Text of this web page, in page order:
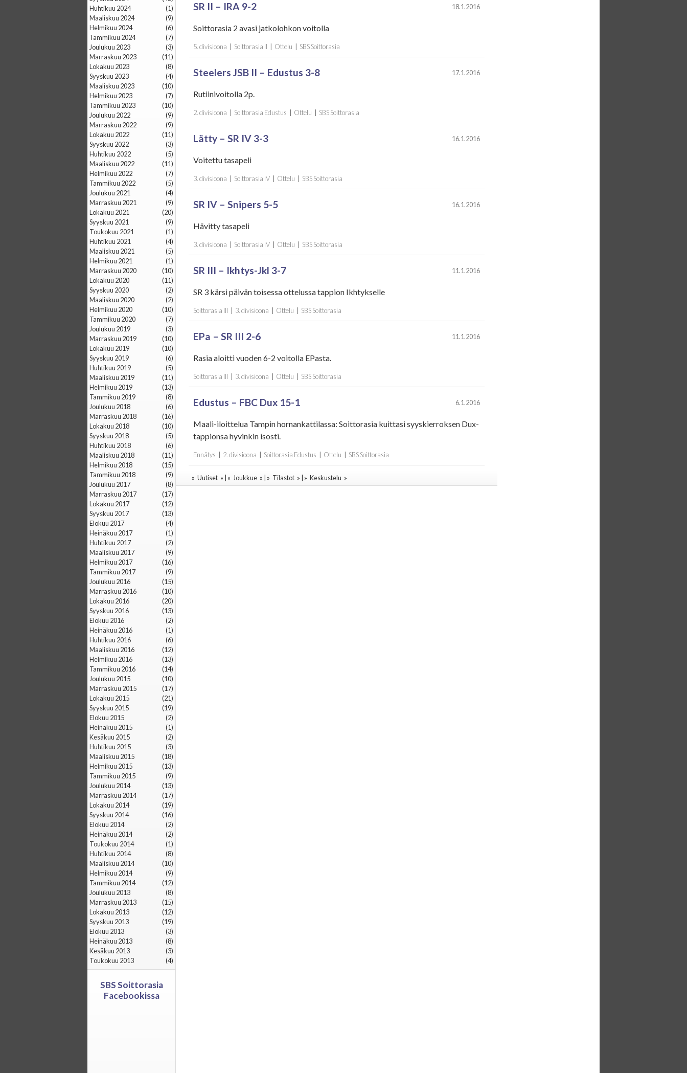
SR II – IRA 9-2 18.1.2016
Soittorasia 2 avasi jatkolohkon voitolla
5. divisioona Soittorasia II Ottelu SBS Soittorasia
Steelers JSB II – Edustus 3-8 17.1.2016
Rutiinivoitolla 2p.
2. divisioona Soittorasia Edustus Ottelu SBS Soittorasia
Lätty – SR IV 3-3 16.1.2016
Voitettu tasapeli
3. divisioona Soittorasia IV Ottelu SBS Soittorasia
SR IV – Snipers 5-5 16.1.2016
Hävitty tasapeli
3. divisioona Soittorasia IV Ottelu SBS Soittorasia
SR III – Ikhtys-Jkl 3-7 11.1.2016
SR 3 kärsi päivän toisessa ottelussa tappion Ikhtykselle
Soittorasia III 3. divisioona Ottelu SBS Soittorasia
EPa – SR III 2-6 11.1.2016
Rasia aloitti vuoden 6-2 voitolla EPasta.
Soittorasia III 3. divisioona Ottelu SBS Soittorasia
Edustus – FBC Dux 15-1 6.1.2016
Maali-iloittelua Tampin hornankattilassa: Soittorasia kuittasi syyskierroksen Dux-
tappionsa hyvinkin isosti.
Ennätys 2. divisioona Soittorasia Edustus Ottelu SBS Soittorasia
» Uutiset » | » Joukkue » | » Tilastot » | » Keskustelu »
huhtikuu 2024
(1)
maaliskuu 2024
(9)
helmikuu 2024
(6)
tammikuu 2024
(7)
joulukuu 2023
(3)
marraskuu 2023
(11)
lokakuu 2023
(8)
syyskuu 2023
(4)
maaliskuu 2023
(10)
helmikuu 2023
(7)
tammikuu 2023
(10)
joulukuu 2022
(9)
marraskuu 2022
(9)
lokakuu 2022
(11)
syyskuu 2022
(3)
huhtikuu 2022
(5)
maaliskuu 2022
(11)
helmikuu 2022
(7)
tammikuu 2022
(5)
joulukuu 2021
(4)
marraskuu 2021
(9)
lokakuu 2021
(20)
syyskuu 2021
(9)
toukokuu 2021
(1)
huhtikuu 2021
(4)
maaliskuu 2021
(5)
helmikuu 2021
(1)
marraskuu 2020
(10)
lokakuu 2020
(11)
syyskuu 2020
(2)
maaliskuu 2020
(2)
helmikuu 2020
(10)
tammikuu 2020
(7)
joulukuu 2019
(3)
marraskuu 2019
(10)
lokakuu 2019
(10)
syyskuu 2019
(6)
huhtikuu 2019
(5)
maaliskuu 2019
(11)
helmikuu 2019
(13)
tammikuu 2019
(8)
joulukuu 2018
(6)
marraskuu 2018
(16)
lokakuu 2018
(10)
syyskuu 2018
(5)
huhtikuu 2018
(6)
maaliskuu 2018
(11)
helmikuu 2018
(15)
tammikuu 2018
(9)
joulukuu 2017
(8)
marraskuu 2017
(17)
lokakuu 2017
(12)
syyskuu 2017
(13)
elokuu 2017
(4)
heinäkuu 2017
(1)
huhtikuu 2017
(2)
maaliskuu 2017
(9)
helmikuu 2017
(16)
tammikuu 2017
(9)
joulukuu 2016
(15)
marraskuu 2016
(10)
lokakuu 2016
(20)
syyskuu 2016
(13)
elokuu 2016
(2)
heinäkuu 2016
(1)
huhtikuu 2016
(6)
maaliskuu 2016
(12)
helmikuu 2016
(13)
tammikuu 2016
(14)
joulukuu 2015
(10)
marraskuu 2015
(17)
lokakuu 2015
(21)
syyskuu 2015
(19)
elokuu 2015
(2)
heinäkuu 2015
(1)
kesäkuu 2015
(2)
huhtikuu 2015
(3)
maaliskuu 2015
(18)
helmikuu 2015
(13)
tammikuu 2015
(9)
joulukuu 2014
(13)
marraskuu 2014
(17)
lokakuu 2014
(19)
syyskuu 2014
(16)
elokuu 2014
(2)
heinäkuu 2014
(2)
toukokuu 2014
(1)
huhtikuu 2014
(8)
maaliskuu 2014
(10)
helmikuu 2014
(9)
tammikuu 2014
(12)
joulukuu 2013
(8)
marraskuu 2013
(15)
lokakuu 2013
(12)
syyskuu 2013
(19)
elokuu 2013
(3)
heinäkuu 2013
(8)
kesäkuu 2013
(3)
toukokuu 2013
(4)
SBS Soittorasia
Facebookissa